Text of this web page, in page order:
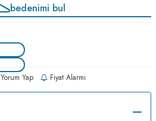
bedenimi bul
Yorum Yap Fiyat Alarmı